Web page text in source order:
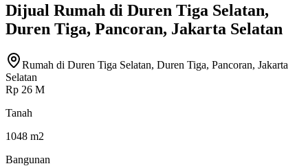
Dijual Rumah di Duren Tiga Selatan,
Duren Tiga, Pancoran, Jakarta Selatan
Rumah di Duren Tiga Selatan, Duren Tiga, Pancoran, Jakarta
Selatan
Rp 26 M
Tanah
1048 m2
Bangunan